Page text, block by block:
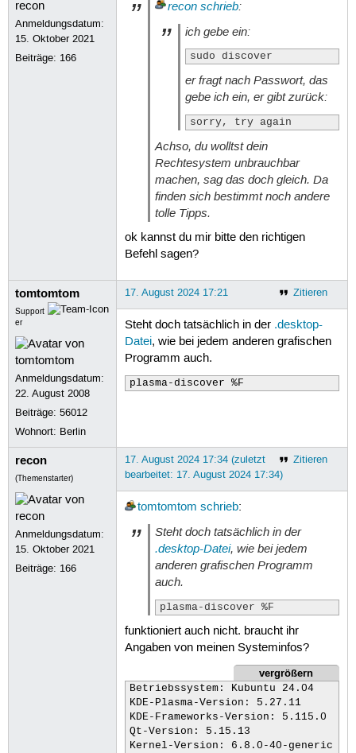
Anmeldungsdatum:
15. Oktober 2021
Beiträge: 166
recon schrieb:
ich gebe ein:
sudo discover
er fragt nach Passwort, das
gebe ich ein, er gibt zurück:
sorry, try again
Achso, du wolltst dein
Rechtesystem unbrauchbar
machen, sag das doch gleich. Da
finden sich bestimmt noch andere
tolle Tipps.
ok kannst du mir bitte den richtigen
Befehl sagen?
tomtomtom
Support
er
Anmeldungsdatum:
22. August 2008
Beiträge:56012
Wohnort: Berlin
Zitieren
17. August 2024 17:21
Steht doch tatsächlich in der .desktop-
Datei, wie bei jedem anderen grafischen
Programm auch.
plasma-discover %F
recon
(Themenstarter)
Anmeldungsdatum:
15. Oktober 2021
Beiträge: 166
Zitieren
17. August 2024 17:34 (zuletzt
bearbeitet: 17. August 2024 17:34)
tomtomtom schrieb:
Steht doch tatsächlich in der
.desktop-Datei, wie bei jedem
anderen grafischen Programm
auch.
plasma-discover %F
funktioniert auch nicht. braucht ihr
Angaben von meinen Systeminfos?
vergrößern
Betriebssystem: Kubuntu 24.04
KDE-Plasma-Version: 5.27.11
KDE-Frameworks-Version: 5.115.0
Qt-Version: 5.15.13
Kernel-Version: 6.8.0-40-generic